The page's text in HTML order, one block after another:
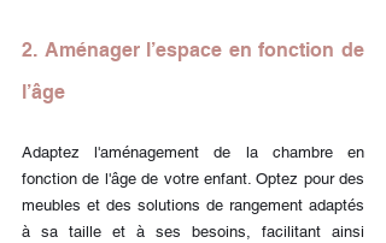
2. Aménager l’espace en fonction de
l’âge
Adaptez l'aménagement de la chambre en
fonction de l'âge de votre enfant. Optez pour des
meubles et des solutions de rangement adaptés
à sa taille et à ses besoins, facilitant ainsi